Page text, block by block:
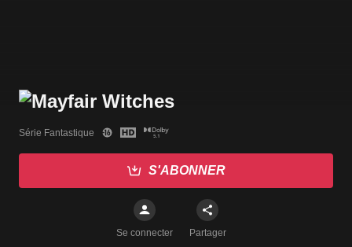
Série Fantastique
S'ABONNER
Se connecter Partager